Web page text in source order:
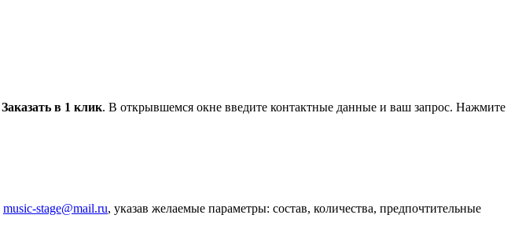
Заказать в 1 клик. В открывшемся окне введите контактные данные и ваш запрос. Нажмите
music-stage@mail.ru, указав желаемые параметры: состав, количества, предпочтительные